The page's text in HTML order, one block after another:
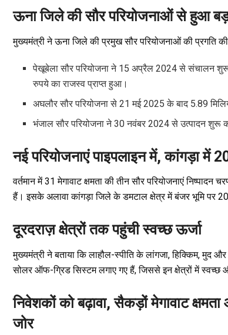
ऊना जिले की सौर परियोजनाओं से हुआ
मुख्यमंत्री ने ऊना जिले की प्रमुख सौर परियोजनाओं की प्रगति की
पेखूबेला सौर परियोजना ने 15 अप्रैल 2024 से संचालन
रुपये का राजस्व प्राप्त हुआ।
अघलौर सौर परियोजना से 21 मई 2025 के बाद 5.89
भंजाल सौर परियोजना ने 30 नवंबर 2024 से उत्पादन शुरू
नई परियोजनाएं पाइपलाइन में, कांगड़ा में
वर्तमान में 31 मेगावाट क्षमता की तीन सौर परियोजनाएं
हैं। इसके अलावा कांगड़ा जिले के डमटाल क्षेत्र में बंजर भूमि पर
दूरदराज़ क्षेत्रों तक पहुंची स्वच्छ ऊर्जा
मुख्यमंत्री ने बताया कि लाहौल-स्पीति के लांगजा, हिक्किम, मुद
सोलर ऑफ-ग्रिड सिस्टम लगाए गए हैं, जिससे इन क्षेत्रों में स्वच्छ
निवेशकों को बढ़ावा, सैकड़ों मेगावाट
जोर